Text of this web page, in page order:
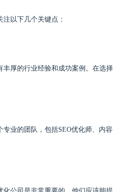
以下几个关键点：
丰厚的行业经验和成功案例。在选
专业的团队，包括SEO优化师、内